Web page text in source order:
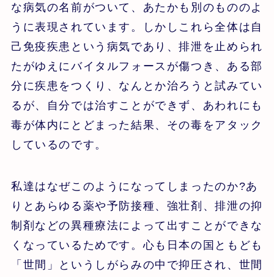
な病気の名前がついて、あたかも別のもののよ
うに表現されています。しかしこれら全体は自
己免疫疾患という病気であり、排泄を止められ
たがゆえにバイタルフォースが傷つき、ある部
分に疾患をつくり、なんとか治ろうと試みてい
るが、自分では治すことができず、あわれにも
毒が体内にとどまった結果、その毒をアタック
しているのです。
私達はなぜこのようになってしまったのか?あ
りとあらゆる薬や予防接種、強壮剤、排泄の抑
制剤などの異種療法によって出すことができな
くなっているためです。心も日本の国ともども
「世間」というしがらみの中で抑圧され、世間